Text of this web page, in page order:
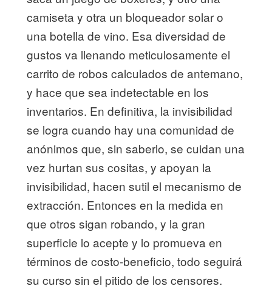
camiseta y otra un bloqueador solar o
una botella de vino. Esa diversidad de
gustos va llenando meticulosamente el
carrito de robos calculados de antemano,
y hace que sea indetectable en los
inventarios. En definitiva, la invisibilidad
se logra cuando hay una comunidad de
anónimos que, sin saberlo, se cuidan una
vez hurtan sus cositas, y apoyan la
invisibilidad, hacen sutil el mecanismo de
extracción. Entonces en la medida en
que otros sigan robando, y la gran
superficie lo acepte y lo promueva en
términos de costo-beneficio, todo seguirá
su curso sin el pitido de los censores.